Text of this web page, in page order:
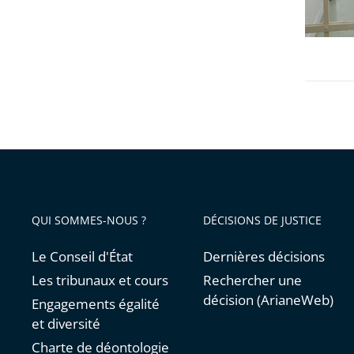
la
Conseil
QUI SOMMES-NOUS ?
Le Conseil d'État
Les tribunaux et cours
Engagements égalité
et diversité
Charte de déontologie
DÉCISIONS DE JUSTICE
Dernières décisions
Rechercher une
décision (ArianeWeb)